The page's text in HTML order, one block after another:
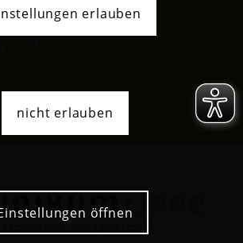
erlauben
nicht erlauben
öffnen